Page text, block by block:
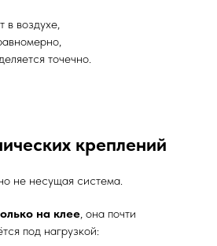
в воздухе,
точечно.
креплений
не несущая система.
на клее, она почти
под нагрузкой: